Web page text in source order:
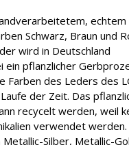
echtem
Schwarz, Braun und
wird in Deutschland
pflanzlicher
Farben des Leders des
der Zeit. Das
recycelt werden, weil
verwendet
Silber, Metallic-